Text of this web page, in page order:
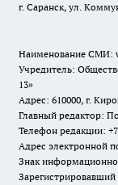
г. Саранск, ул.
Наименование СМИ:
Учредитель:
13»
Адрес: 610000, г.
Главный редактор:
Телефон редакции: +7
Адрес электронной
Знак